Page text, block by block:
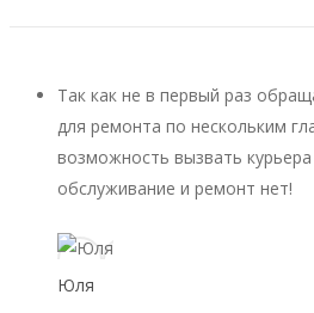
Так как не в первый раз
для ремонта по нескольким
возможность вызвать
обслуживание и ремонт нет!
Юля